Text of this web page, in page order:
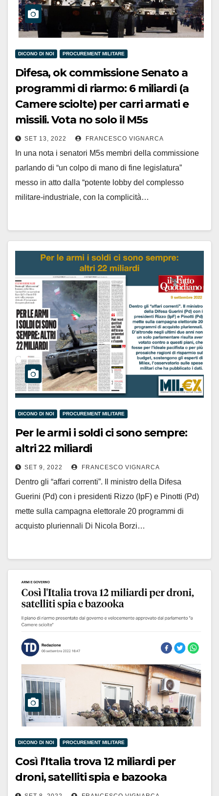
DICONO DI NOI PROCUREMENT MILITARE
Difesa, ok commissione Senato a
programmi di riarmo: 6 miliardi (a
Camere sciolte) per carri armati e
missili. Vota no solo il M5s
SET 13, 2022 FRANCESCO VIGNARCA
In una nota i senatori M5s membri della commissione
parlando di “un colpo di mano di fine legislatura”
messo in atto dalla “potente lobby del complesso
militare-industriale, con la complicità…
DICONO DI NOI PROCUREMENT MILITARE
Per le armi i soldi ci sono sempre:
altri 22 miliardi
SET 9, 2022 FRANCESCO VIGNARCA
Dentro gli “affari correnti”. Il ministro della Difesa
Guerini (Pd) con i presidenti Rizzo (IpF) e Pinotti (Pd)
mette sulla campagna elettorale 20 programmi di
acquisto pluriennali Di Nicola Borzi…
DICONO DI NOI PROCUREMENT MILITARE
Così l’Italia trova 12 miliardi per
droni, satelliti spia e bazooka